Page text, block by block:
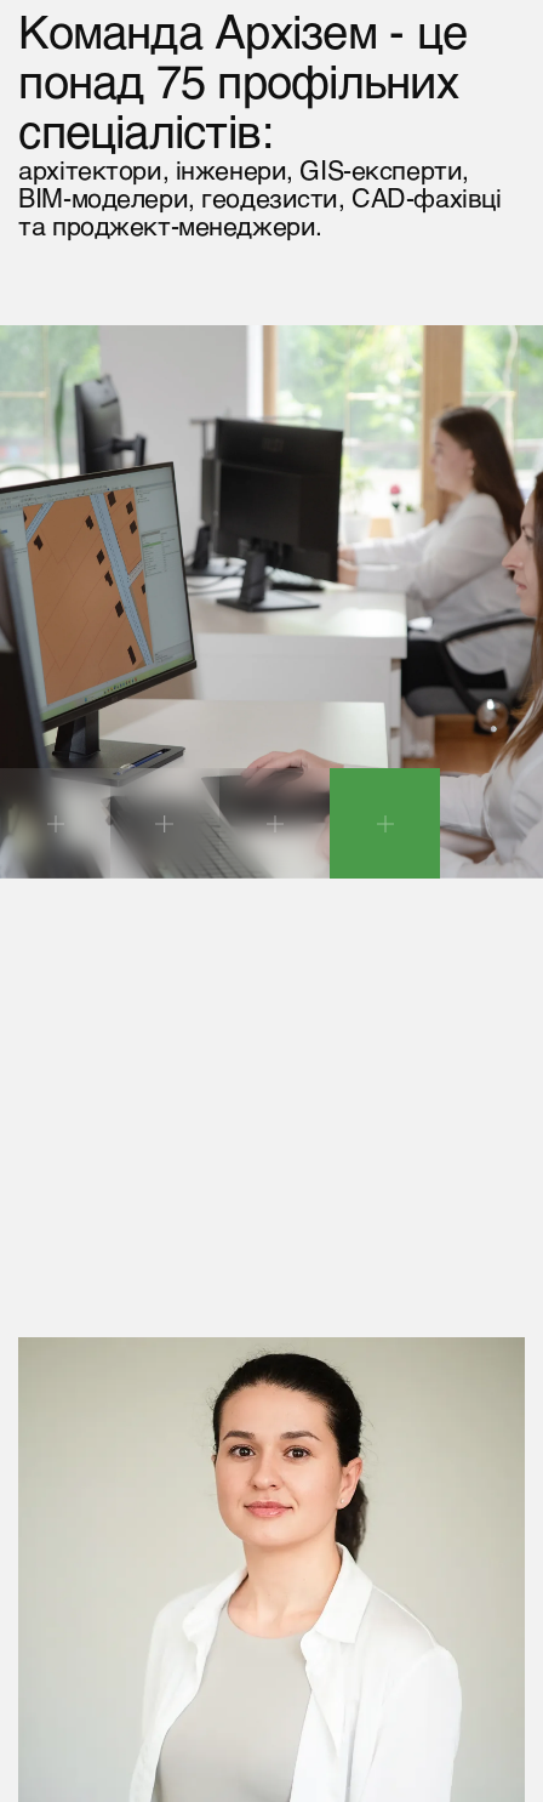
Команда Архізем - це
понад 75 профільних
спеціалістів:
архітектори, інженери, GIS-експерти,
BIM-моделери, геодезисти, CAD-фахівці
та проджект-менеджери.